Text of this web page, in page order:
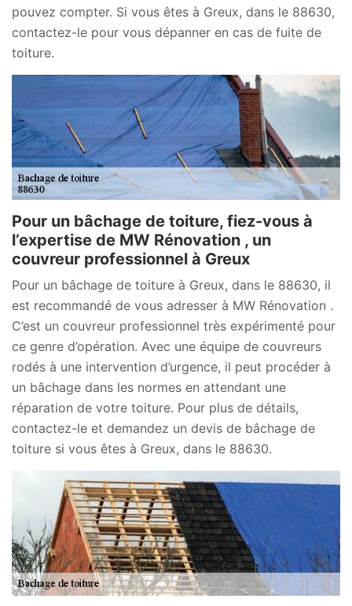
pouvez compter. Si vous êtes à Greux, dans le 88630,
contactez-le pour vous dépanner en cas de fuite de
toiture.
Pour un bâchage de toiture, fiez-vous à
l’expertise de MW Rénovation , un
couvreur professionnel à Greux
Pour un bâchage de toiture à Greux, dans le 88630, il
est recommandé de vous adresser à MW Rénovation .
C’est un couvreur professionnel très expérimenté pour
ce genre d’opération. Avec une équipe de couvreurs
rodés à une intervention d’urgence, il peut procéder à
un bâchage dans les normes en attendant une
réparation de votre toiture. Pour plus de détails,
contactez-le et demandez un devis de bâchage de
toiture si vous êtes à Greux, dans le 88630.